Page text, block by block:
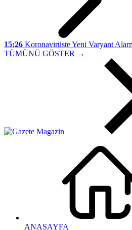
15:26 Koronavirüste Yeni Varyant
TÜMÜNÜ GÖSTER →
ANASAYFA